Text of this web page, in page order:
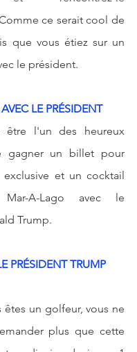
ce serait cool de
que vous étiez sur un
le président.
LE PRÉSIDENT
être l'un des heureux
gagner un billet pour
exclusive et un cocktail
A-Lago avec le
Trump.
PRÉSIDENT TRUMP
êtes un golfeur, vous ne
plus que cette